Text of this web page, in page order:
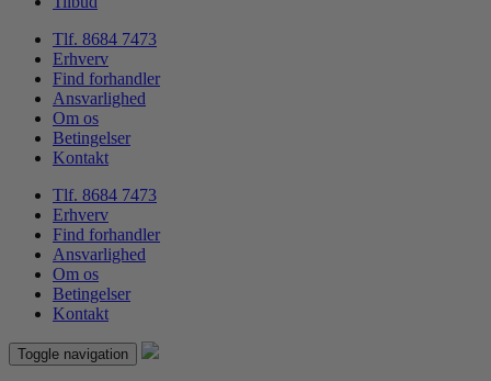
Tlf. 8684 7473
Erhverv
Find forhandler
Ansvarlighed
Om os
Betingelser
Kontakt
Tlf. 8684 7473
Erhverv
Find forhandler
Ansvarlighed
Om os
Betingelser
Kontakt
Toggle navigation